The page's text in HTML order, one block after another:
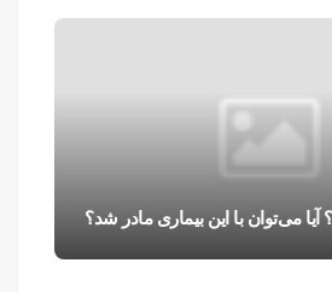
آیا می‌توان با این بیماری مادر شد؟